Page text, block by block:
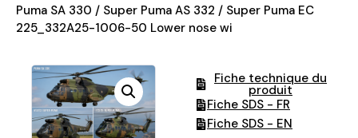
Puma SA 330 / Super Puma AS 332 / Super Puma EC
225_332A25-1006-50 Lower nose wi
Fiche technique du
produit
Fiche SDS - FR
Fiche SDS - EN